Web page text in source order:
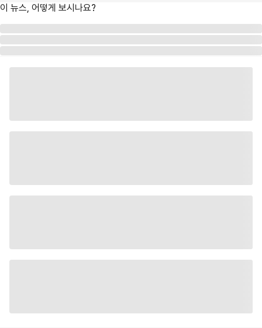
이 뉴스, 어떻게 보시나요?